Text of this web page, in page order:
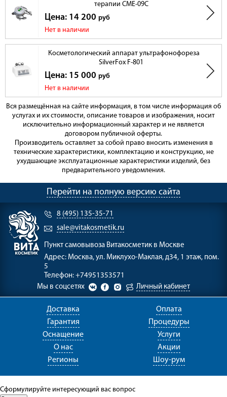
терапии CME-09C
Цена: 14 200 руб
Нет в наличии
Косметологический аппарат ультрафонофореза
SilverFox F-801
Цена: 15 000 руб
Нет в наличии
Вся размещённая на сайте информация, в том числе информация об
услугах и их стоимости, описание товаров и изображения, носит
исключительно информационный характер и не является
договором публичной оферты.
Производитель оставляет за собой право вносить изменения в
технические характеристики, комплектацию и конструкцию, не
ухудшающие эксплуатационные характеристики изделий, без
предварительного уведомления.
Перейти на полную версию сайта
8 (495) 135-35-71
sale@vitakosmetik.ru
Пункт самовывоза Витакосметик в Москве
Адрес: Москва, ул. Миклухо-Маклая, д34, 1 этаж, пом.
5
Телефон: +74951353571
Мы в соцсетях
Личный кабинет
Доставка
Оплата
Гарантия
Процедуры
Оснащение
Услуги
О нас
Акции
Регионы
Шоу-рум
Сформулируйте интересующий вас вопрос